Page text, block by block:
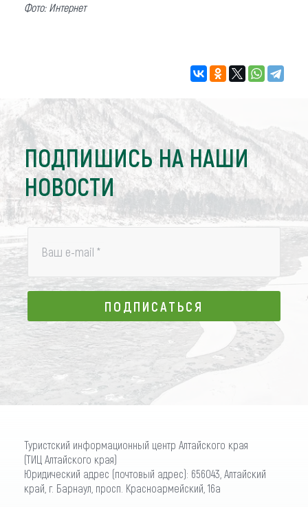
Фото: Интернет
ПОДПИШИСЬ НА НАШИ
НОВОСТИ
Ваш e-mail *
ПОДПИСАТЬСЯ
ПОДПИСАТЬСЯ
Туристский информационный центр Алтайского края
(ТИЦ Алтайского края)
Юридический адрес (почтовый адрес): 656043, Алтайский
край, г. Барнаул, просп. Красноармейский, 16а